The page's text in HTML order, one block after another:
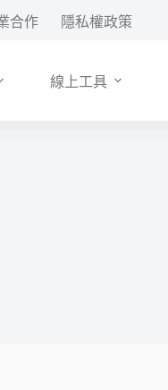
合作 隱私權政策
線上工具